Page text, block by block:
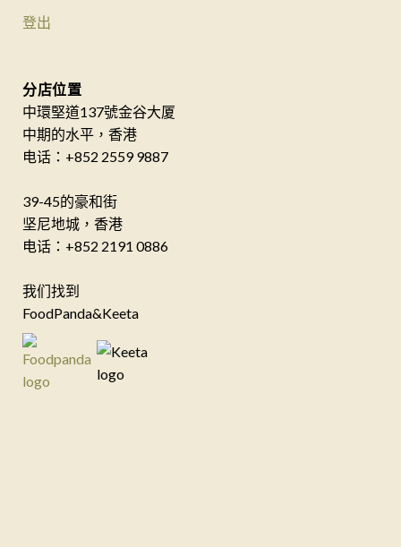
登出
分店位置
中環堅道137號金谷大厦
中期的水平，香港
电话：+852 2559 9887
39-45的豪和街
坚尼地城，香港
电话：+852 2191 0886
我们找到
FoodPanda&Keeta